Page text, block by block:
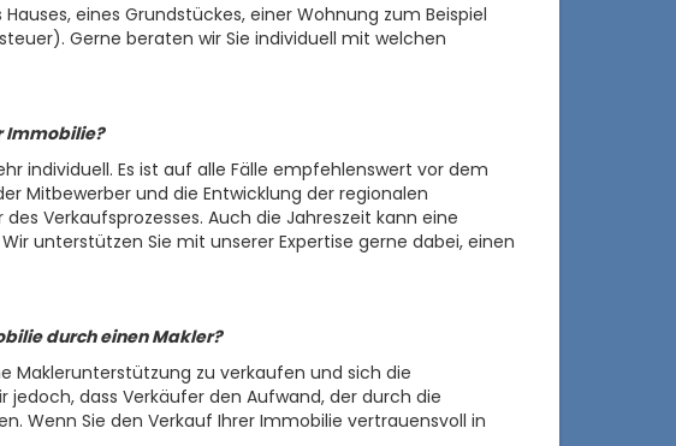
eines Grundstückes, einer Wohnung zum Beispiel
Gerne beraten wir Sie individuell mit welchen
Immobilie?
individuell. Es ist auf alle Fälle empfehlenswert vor dem
Mitbewerber und die Entwicklung der regionalen
Verkaufsprozesses. Auch die Jahreszeit kann eine
unterstützen Sie mit unserer Expertise gerne dabei, einen
durch einen Makler?
Maklerunterstützung zu verkaufen und sich die
jedoch, dass Verkäufer den Aufwand, der durch die
Wenn Sie den Verkauf Ihrer Immobilie vertrauensvoll in